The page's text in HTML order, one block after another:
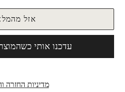
אזל
עדכנו אותי
מדיניות החזרה